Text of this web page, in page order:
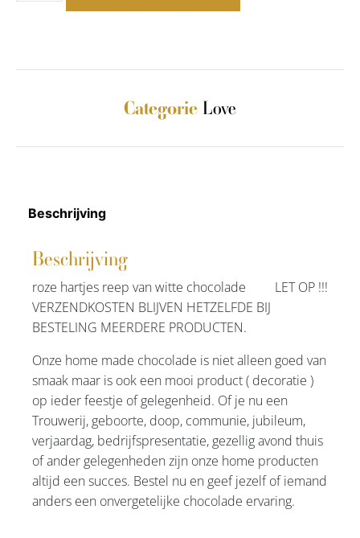
Categorie Love
Beschrijving
Beschrijving
roze hartjes reep van witte chocolade LET OP !!!
VERZENDKOSTEN BLIJVEN HETZELFDE BIJ
BESTELING MEERDERE PRODUCTEN.
Onze home made chocolade is niet alleen goed van
smaak maar is ook een mooi product ( decoratie )
op ieder feestje of gelegenheid. Of je nu een
Trouwerij, geboorte, doop, communie, jubileum,
verjaardag, bedrijfspresentatie, gezellig avond thuis
of ander gelegenheden zijn onze home producten
altijd een succes. Bestel nu en geef jezelf of iemand
anders een onvergetelijke chocolade ervaring.